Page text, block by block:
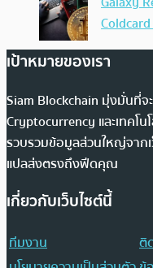
เป้าหมายของเรา
Siam Blockchain มุ่งมั่นที่จ
Cryptocurrency และเทคโ
รวบรวมข้อมูลส่วนใหญ่จากเ
แปลส่งตรงถึงฟีดคุณ
เกี่ยวกับเว็บไซต์นี้
ทีมงาน
ติ